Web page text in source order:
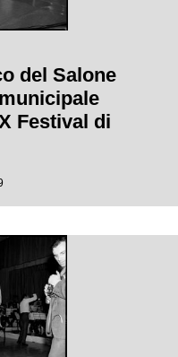
del Salone
Festival di